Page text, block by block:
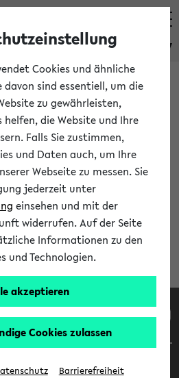
eKVV
Funktion zugreifen, die Ihnen
am System zur Verfügung
Sie sich an:
am eKVV
Cookies und ähnliche
davon sind essentiell, um die
zu gewährleisten,
die Website und Ihre
Falls Sie zustimmen,
und Daten auch, um Ihre
Webseite zu messen. Sie
jederzeit unter
einsehen und mit der
widerrufen. Auf der Seite
Informationen zu den
und Technologien.
akzeptieren
Cookies zulassen
Barrierefreiheit